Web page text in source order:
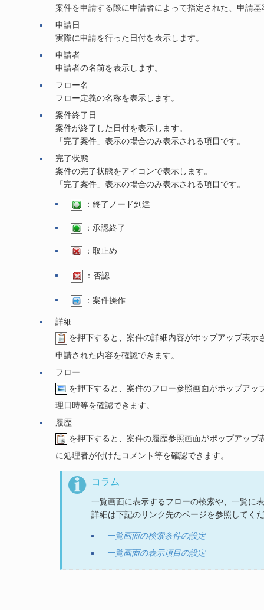
案件を申請する際に申請者によって指定された、申請
申請日
実際に申請を行った日付を表示します。
申請者
申請者の名前を表示します。
フロー名
フロー定義の名称を表示します。
案件終了日
案件が終了した日付を表示します。
「完了案件」表示の場合のみ表示される項目です。
完了状態
案件の完了状態をアイコンで表示します。
「完了案件」表示の場合のみ表示される項目です。
：終了ノード到達
：承認終了
：取止め
：否認
：案件操作
詳細
を押下すると、案件の詳細内容がポップアップ表示
申請された内容を確認できます。
フロー
を押下すると、案件のフロー参照画面がポップア
理日時等を確認できます。
履歴
を押下すると、案件の履歴参照画面がポップアッ
に処理者が付けたコメント等を確認できます。
コラム
一覧画面に表示するフローの検索や、一覧に
詳細は下記のリンク先のページを参照してく
一覧画面の検索条件の設定
一覧画面の表示項目の設定